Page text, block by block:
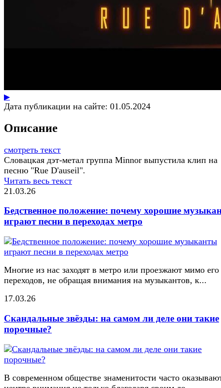
▶
Дата публикации на сайте: 01.05.2024
Описание
смотреть текст
Словацкая дэт-метал группа Minnor выпустила клип на
песню "Rue D'auseil".
Читать весь текст
21.03.26
Бедственное положение: почему хорошие
играют песни в переходах метро
Многие из нас заходят в метро или проезжают мимо его
переходов, не обращая внимания на музыкантов, к...
17.03.26
Скандальные звёзды: на самом ли деле они такие
порочные?
В современном обществе знаменитости часто